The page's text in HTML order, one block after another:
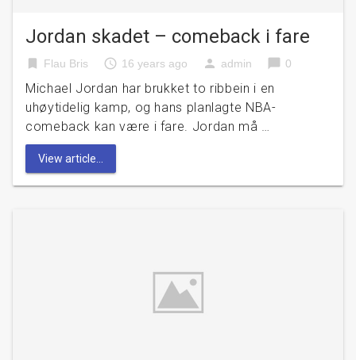
Jordan skadet – comeback i fare
bookmark Flau Bris access_time 16 years ago person admin chat_bubble 0
Michael Jordan har brukket to ribbein i en
uhøytidelig kamp, og hans planlagte NBA-
comeback kan være i fare. Jordan må …
View article...